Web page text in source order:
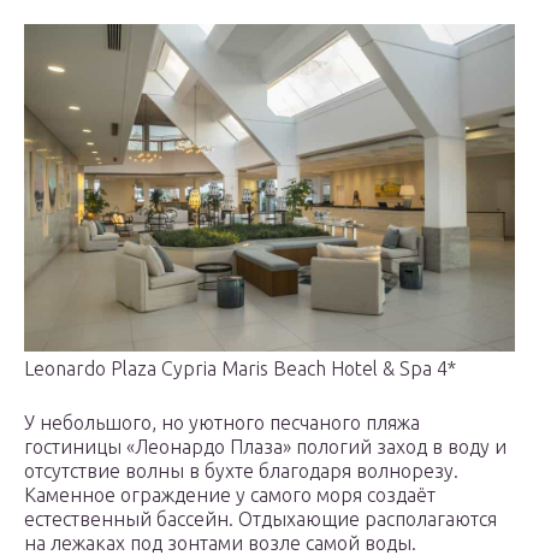
Leonardo Plaza Cypria Maris Beach Hotel & Spa 4*
У небольшого, но уютного песчаного пляжа
гостиницы «Леонардо Плаза» пологий заход в воду и
отсутствие волны в бухте благодаря волнорезу.
Каменное ограждение у самого моря создаёт
естественный бассейн. Отдыхающие располагаются
на лежаках под зонтами возле самой воды.